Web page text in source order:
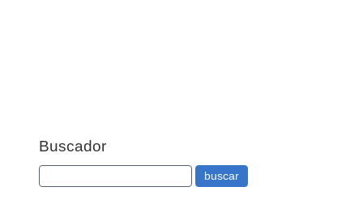
Buscador